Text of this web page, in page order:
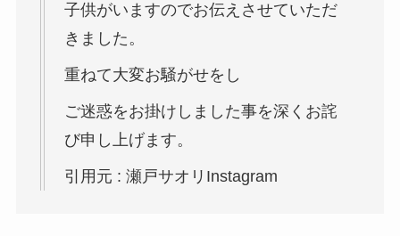
子供がいますのでお伝えさせていただ
きました。
重ねて大変お騒がせをし
ご迷惑をお掛けしました事を深くお詫
び申し上げます。
引用元 : 瀬戸サオリInstagram